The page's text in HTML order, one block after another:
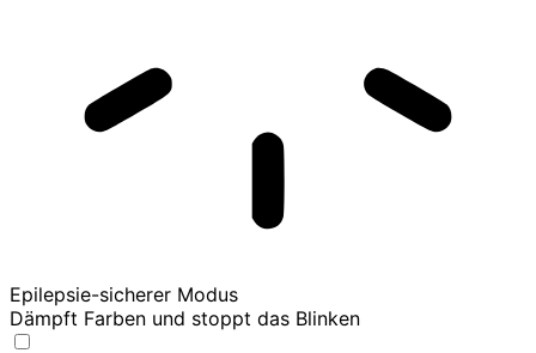
Epilepsie-sicherer Modus
Dämpft Farben und stoppt das Blinken